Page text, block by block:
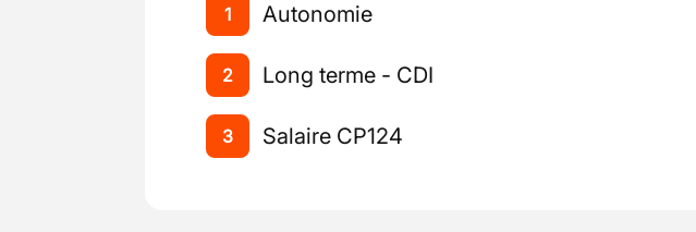
1 Autonomie
2 Long terme - CDI
3 Salaire CP124